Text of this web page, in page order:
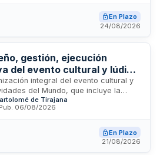
ciudadana mediante
y transformadora que
En Plazo
24/08/2026
gestión, ejecución
del evento cultural y lúdico
integral del evento cultural y
del Mundo, que incluye la
de actividades e
servicios de electricidad, sonido,
de la planificación operativa,
de personal artístico,
de Tirajana
06/08/2026
En Plazo
21/08/2026